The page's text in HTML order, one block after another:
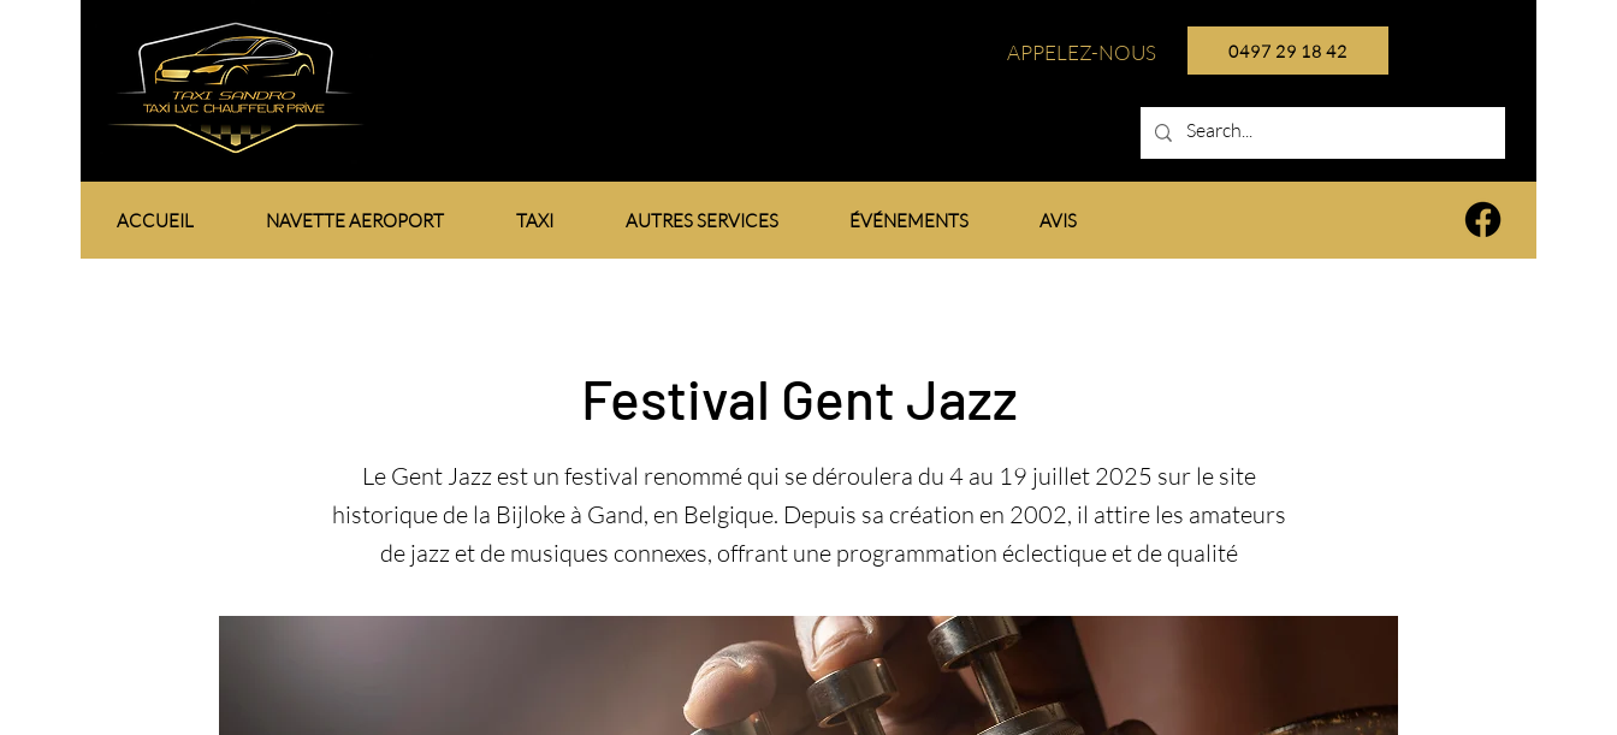
APPELEZ-NOUS 0497 29 18 42
ACCUEIL NAVETTE AEROPORT TAXI AUTRES SERVICES ÉVÉNEMENTS AVIS
Festival Gent Jazz
Le Gent Jazz est un festival renommé qui se déroulera du 4 au 19 juillet 2025 sur le site
historique de la Bijloke à Gand, en Belgique. Depuis sa création en 2002, il attire les amateurs
de jazz et de musiques connexes, offrant une programmation éclectique et de qualité